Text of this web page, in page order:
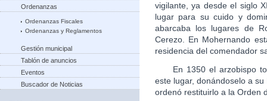
Ordenanzas
Ordenanzas Fiscales
Ordenanzas y Reglamentos
Gestión municipal
Tablón de anuncios
Eventos
Buscador de Noticias
vigilante, ya desde el siglo
lugar para su cuido y
abarcaba los lugares de
Cerezo. En Mohernando
residencia del comendador
En 1350 el arzobispo
este lugar, donándoselo a
ordenó restituirlo a la Orden